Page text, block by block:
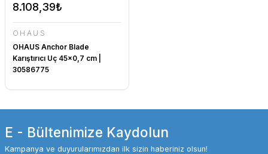
8.108,39₺
OHAUS
OHAUS Anchor Blade
Karıştırıcı Uç 45x0,7 cm |
30586775
E - Bültenimize Kaydolun
Kampanya ve duyurularımızdan ilk sizin haberiniz olsun!